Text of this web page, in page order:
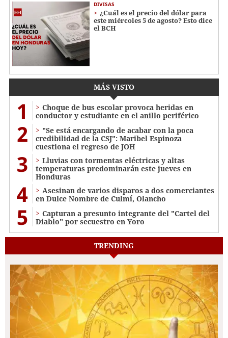
DIVISAS
¿Cuál es el precio del dólar para
este miércoles 5 de agosto? Esto dice
el BCH
MÁS VISTO
1
Choque de bus escolar provoca heridas en
conductor y estudiante en el anillo periférico
2
"Se está encargando de acabar con la poca
credibilidad de la CSJ": Maribel Espinoza
cuestiona el regreso de JOH
3
Lluvias con tormentas eléctricas y altas
temperaturas predominarán este jueves en
Honduras
4
Asesinan de varios disparos a dos comerciantes
en Dulce Nombre de Culmí, Olancho
5
Capturan a presunto integrante del "Cartel del
Diablo" por secuestro en Yoro
TRENDING